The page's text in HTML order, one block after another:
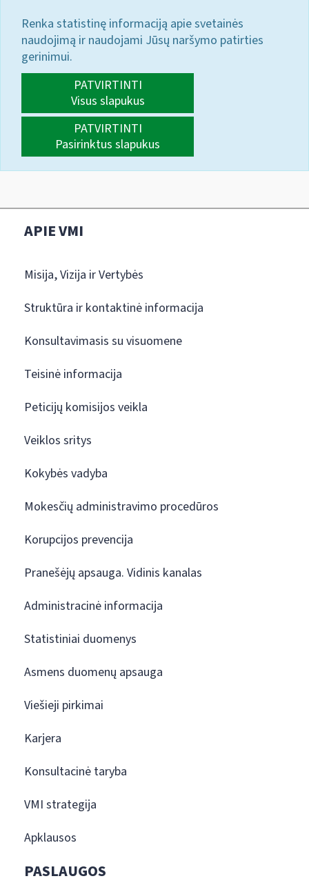
Renka statistinę informaciją apie svetainės
naudojimą ir naudojami Jūsų naršymo patirties
gerinimui.
PATVIRTINTI
Visus slapukus
PATVIRTINTI
Pasirinktus slapukus
APIE VMI
Misija, Vizija ir Vertybės
Struktūra ir kontaktinė informacija
Konsultavimasis su visuomene
Teisinė informacija
Peticijų komisijos veikla
Veiklos sritys
Kokybės vadyba
Mokesčių administravimo procedūros
Korupcijos prevencija
Pranešėjų apsauga. Vidinis kanalas
Administracinė informacija
Statistiniai duomenys
Asmens duomenų apsauga
Viešieji pirkimai
Karjera
Konsultacinė taryba
VMI strategija
Apklausos
PASLAUGOS